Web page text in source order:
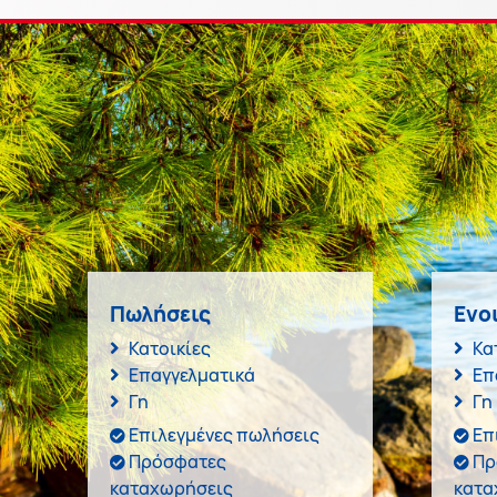
Πωλήσεις
Κατοικίες
Επαγγελματικά
Γη
Επιλεγμένες πωλήσεις
Πρόσφατες
καταχωρήσεις
Γη